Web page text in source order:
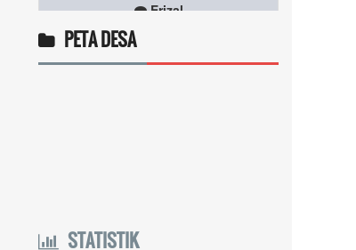
09 Desember 2025 13:48:42
Token listrik... selengkapnya
Awin
PETA DESA
STATISTIK